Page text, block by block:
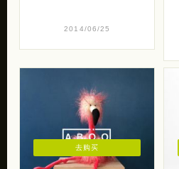
2014/06/25
去购买